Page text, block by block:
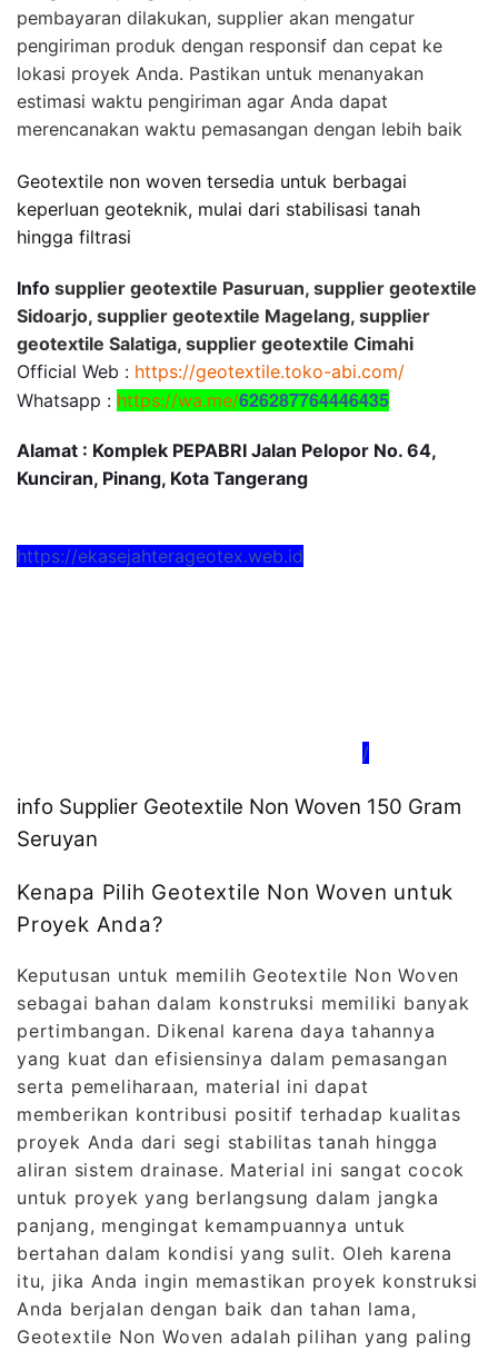
pembayaran dilakukan, supplier akan mengatur
pengiriman produk dengan responsif dan cepat ke
lokasi proyek Anda. Pastikan untuk menanyakan
estimasi waktu pengiriman agar Anda dapat
merencanakan waktu pemasangan dengan lebih baik
Geotextile non woven tersedia untuk berbagai
keperluan geoteknik, mulai dari stabilisasi tanah
hingga filtrasi
Info supplier geotextile Pasuruan, supplier geotextile
Sidoarjo, supplier geotextile Magelang, supplier
geotextile Salatiga, supplier geotextile Cimahi
Official Web : https://geotextile.toko-abi.com/
Whatsapp : https://wa.me/626287764446435
Alamat : Komplek PEPABRI Jalan Pelopor No. 64,
Kunciran, Pinang, Kota Tangerang
https://ekasejahterageotex.web.id
/
info Supplier Geotextile Non Woven 150 Gram
Seruyan
Kenapa Pilih Geotextile Non Woven untuk
Proyek Anda?
Keputusan untuk memilih Geotextile Non Woven
sebagai bahan dalam konstruksi memiliki banyak
pertimbangan. Dikenal karena daya tahannya
yang kuat dan efisiensinya dalam pemasangan
serta pemeliharaan, material ini dapat
memberikan kontribusi positif terhadap kualitas
proyek Anda dari segi stabilitas tanah hingga
aliran sistem drainase. Material ini sangat cocok
untuk proyek yang berlangsung dalam jangka
panjang, mengingat kemampuannya untuk
bertahan dalam kondisi yang sulit. Oleh karena
itu, jika Anda ingin memastikan proyek konstruksi
Anda berjalan dengan baik dan tahan lama,
Geotextile Non Woven adalah pilihan yang paling